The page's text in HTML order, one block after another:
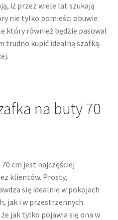
iż przez wiele lat szukają
nie tylko pomieści obuwie
który również będzie pasował
trudno kupić idealną szafką.
na buty 70
cm jest najczęściej
klientów. Prosty,
się idealnie w pokojach
jak i w przestrzennych
jak tylko pojawia się ona w